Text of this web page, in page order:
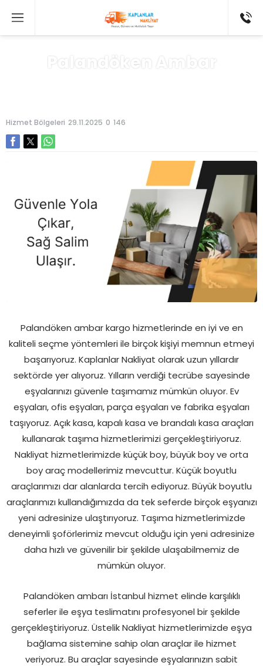
Palandöken Ambar
Hizmet Bölgeleri 29.11.2025 0 146
Palandöken ambar kargo hizmetlerinde en iyi ve en
kaliteli seçme yöntemleri ile birçok kişiyi memnun etmeyi
başarıyoruz. Kaplanlar Nakliyat olarak uzun yıllardır
sektörde yer alıyoruz. Yılların verdiği tecrübe sayesinde
eşyalarınızı güvenle taşımamız mümkün oluyor. Ev
eşyaları, ofis eşyaları, parça eşyaları ve fabrika eşyaları
taşıyoruz. Açık kasa, kapalı kasa ve brandalı kasa araçları
kullanarak taşıma hizmetlerimizi gerçekleştiriyoruz.
Nakliyat hizmetlerimizde küçük boy, büyük boy ve orta
boy araç modellerimiz mevcuttur. Küçük boyutlu
araçlarımızı dar alanlarda tercih ediyoruz. Büyük boyutlu
araçlarımızı kullandığımızda da tek seferde birçok eşyanızı
yeni adresinize ulaştırıyoruz. Taşıma hizmetlerimizde
deneyimli şoförlerimiz mevcut olduğu için yeni adresinize
daha hızlı ve güvenilir bir şekilde ulaşabilmemiz de
mümkün oluyor.
Palandöken ambarı İstanbul hizmet elinde karşılıklı
seferler ile eşya teslimatını profesyonel bir şekilde
gerçekleştiriyoruz. Üstelik Nakliyat hizmetlerimizde eşya
bağlama sistemine sahip olan araçlar ile hizmet
veriyoruz. Bu araçlar sayesinde eşyalarınızın sabit